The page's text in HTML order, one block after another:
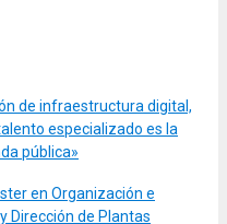
de infraestructura digital,
especializado es la
pública»
en Organización e
Dirección de Plantas